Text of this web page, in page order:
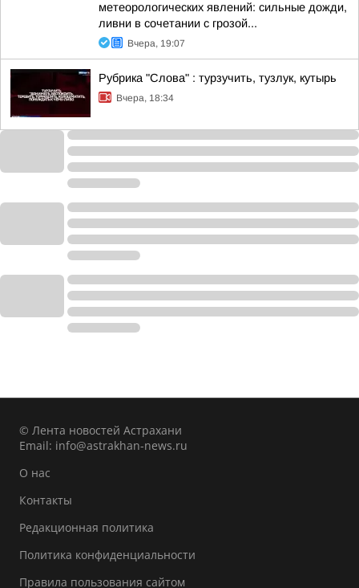
метеорологических явлений: сильные дожди,
ливни в сочетании с грозой...
Вчера, 19:07
Рубрика "Слова" : турзучить, тузлук, кутырь
Вчера, 18:34
© Лента новостей Астрахани
Email: info@astrakhan-news.ru
О нас
Контакты
Редакционная политика
Политика конфиденциальности
Правила пользования сайтом